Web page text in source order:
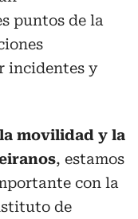
puntos de la
incidentes y
movilidad y la
, estamos
con la
de